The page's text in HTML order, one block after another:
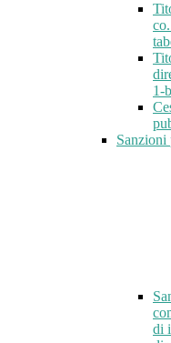
1-
Sanzioni
di